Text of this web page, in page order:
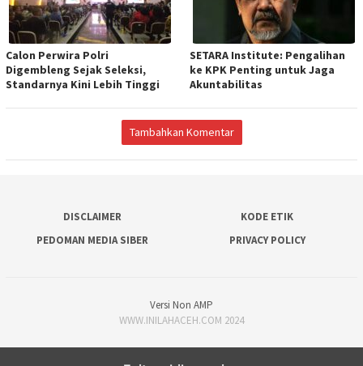
Calon Perwira Polri
Digembleng Sejak Seleksi,
Standarnya Kini Lebih Tinggi
SETARA Institute: Pengalihan
ke KPK Penting untuk Jaga
Akuntabilitas
Tambahkan Komentar
DISCLAIMER
KODE ETIK
PEDOMAN MEDIA SIBER
PRIVACY POLICY
Versi Non AMP
WWW.INILAHACEH.COM 2024